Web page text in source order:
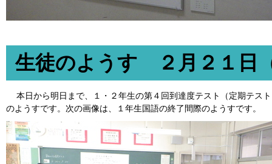
生徒のようす ２月２１日
本日から明日まで、１・２年生の第４回到達度テスト（定期テス
のようすです。次の画像は、１年生国語の終了間際のようすです。